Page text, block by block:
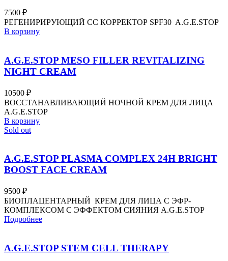
7500 ₽
РЕГЕНИРИРУЮЩИЙ СС КОРРЕКТОР SPF30 A.G.E.STOP
В корзину
A.G.E.STOP MESO FILLER REVITALIZING
NIGHT CREAM
10500 ₽
ВОССТАНАВЛИВАЮЩИЙ НОЧНОЙ КРЕМ ДЛЯ ЛИЦА
A.G.E.STOP
В корзину
Sold out
A.G.E.STOP PLASMA COMPLEX 24H BRIGHT
BOOST FACE CREAM
9500 ₽
БИОПЛАЦЕНТАРНЫЙ КРЕМ ДЛЯ ЛИЦА С ЭФР-
КОМПЛЕКСОМ С ЭФФЕКТОМ СИЯНИЯ A.G.E.STOP
Подробнее
A.G.E.STOP STEM CELL THERAPY